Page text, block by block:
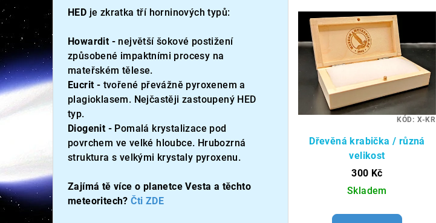
HED je zkratka tří horninových typů:
Howardit - největší šokové postižení
způsobené impaktními procesy na
mateřském tělese.
Eucrit - tvořené převážně pyroxenem a
plagioklasem. Nejčastěji zastoupený HED
typ.
Diogenit - Pomalá krystalizace pod
povrchem ve velké hloubce. Hrubozrná
struktura s velkými krystaly pyroxenu.
Zajímá tě více o planetce Vesta a těchto
meteoritech?Čti ZDE
í
p
r
o
V
ý
p
Dřevěná krabička / různá
velikost
300 Kč
Skladem
KÓD: X-KR